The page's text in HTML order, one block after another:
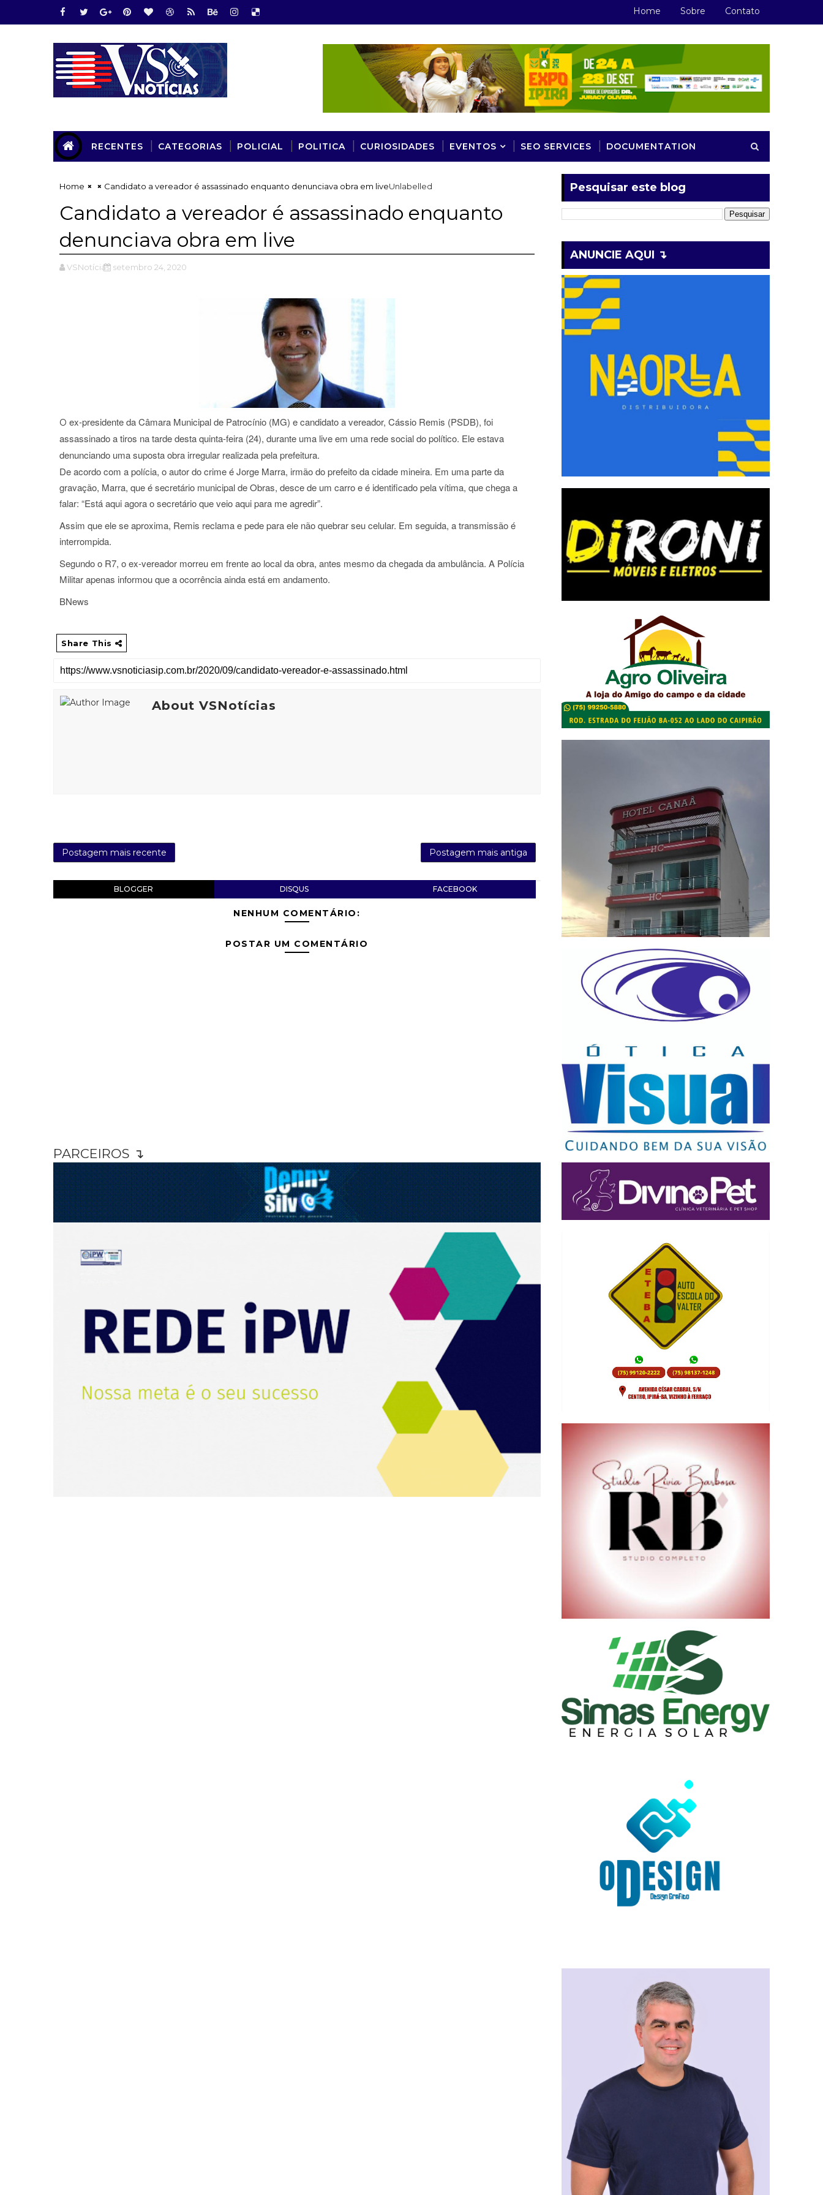
Home Sobre Contato
RECENTES CATEGORIAS POLICIAL POLITICA CURIOSIDADES EVENTOS SEO SERVICES DOCUMENTATION
Home Unlabelled
Candidato a vereador é assassinado enquanto denunciava obra em live
Candidato a vereador é assassinado enquanto
denunciava obra em live
VSNotícias setembro 24, 2020
O ex-presidente da Câmara Municipal de Patrocínio (MG) e candidato a vereador, Cássio Remis (PSDB), foi
assassinado a tiros na tarde desta quinta-feira (24), durante uma live em uma rede social do político. Ele estava
denunciando uma suposta obra irregular realizada pela prefeitura.
De acordo com a polícia, o autor do crime é Jorge Marra, irmão do prefeito da cidade mineira. Em uma parte da
gravação, Marra, que é secretário municipal de Obras, desce de um carro e é identificado pela vítima, que chega a
falar: “Está aqui agora o secretário que veio aqui para me agredir”.
Assim que ele se aproxima, Remis reclama e pede para ele não quebrar seu celular. Em seguida, a transmissão é
interrompida.
Segundo o R7, o ex-vereador morreu em frente ao local da obra, antes mesmo da chegada da ambulância. A Polícia
Militar apenas informou que a ocorrência ainda está em andamento.
BNews
Share This
About VSNotícias
Postagem mais recente Postagem mais antiga
BLOGGER DISQUS FACEBOOK
NENHUM COMENTÁRIO:
POSTAR UM COMENTÁRIO
PARCEIROS ↴
Pesquisar este blog
ANUNCIE AQUI ↴